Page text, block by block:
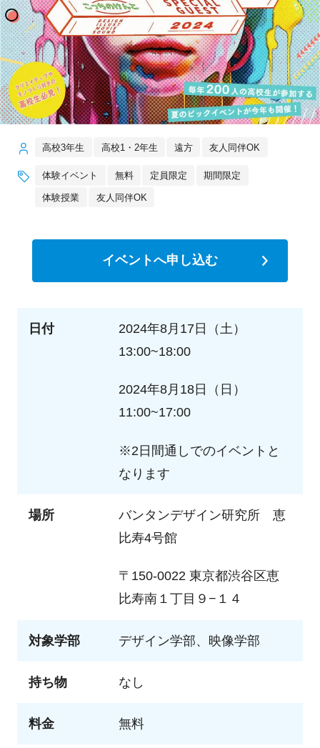
高校3年生 高校1・2年生 遠方 友人同伴OK
体験イベント 無料 定員限定 期間限定
体験授業 友人同伴OK
イベントへ申し込む
日付
2024年8月17日（土）
13:00~18:00
2024年8月18日（日）
11:00~17:00
※2日間通しでのイベントと
なります
場所
バンタンデザイン研究所 恵
比寿4号館
〒150-0022 東京都渋谷区恵
比寿南１丁目９−１４
対象学部 デザイン学部、映像学部
持ち物 なし
料金 無料